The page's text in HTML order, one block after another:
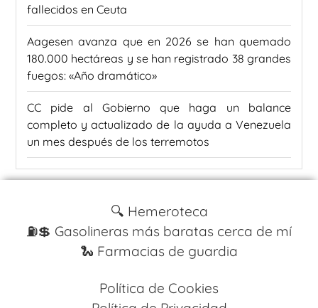
fallecidos en Ceuta
Aagesen avanza que en 2026 se han quemado
180.000 hectáreas y se han registrado 38 grandes
fuegos: «Año dramático»
CC pide al Gobierno que haga un balance
completo y actualizado de la ayuda a Venezuela
un mes después de los terremotos
🔍 Hemeroteca
⛽️💲 Gasolineras más baratas cerca de mí
🐍 Farmacias de guardia
Política de Cookies